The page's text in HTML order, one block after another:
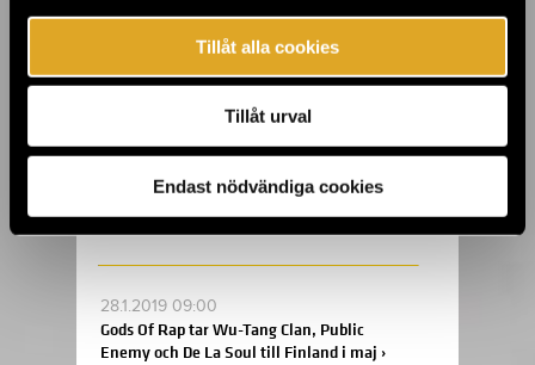
Tillåt alla cookies
Tillåt urval
Endast nödvändiga cookies
5.2.2019 18:37
Sami Makkonens Kinahmi-utställning
öppnar porten till Kalevala i Tiketti
31.1.2019 12:26
Julio Iglesias på avskedsturné till
Helsingfors i juni ›
28.1.2019 09:00
Gods Of Rap tar Wu-Tang Clan, Public
Enemy och De La Soul till Finland i maj ›